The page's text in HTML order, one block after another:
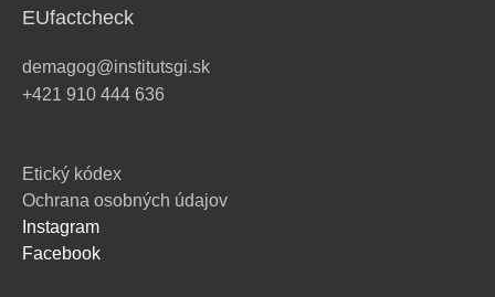
EUfactcheck
demagog@institutsgi.sk
+421 910 444 636
Etický kódex
Ochrana osobných údajov
Instagram
Facebook